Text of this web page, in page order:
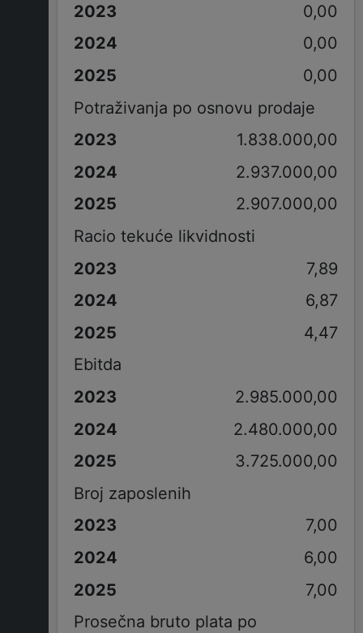
0,00
0,00
0,00
Potraživanja po osnovu prodaje
1.838.000,00
2.937.000,00
2.907.000,00
Racio tekuće likvidnosti
7,89
6,87
4,47
Ebitda
2.985.000,00
2.480.000,00
3.725.000,00
Broj zaposlenih
7,00
6,00
7,00
Prosečna bruto plata po